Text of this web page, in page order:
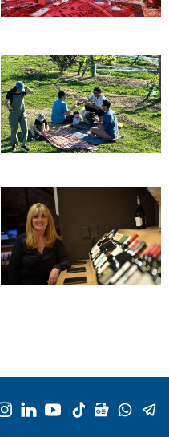
l
y
t
g
w